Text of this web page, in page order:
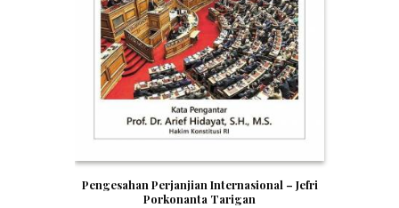
Pengesahan Perjanjian Internasional – Jefri
Porkonanta Tarigan